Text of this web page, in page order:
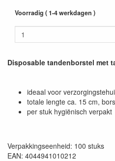
Voorradig ( 1-4 werkdagen )
Disposable tandenborstel met
ideaal voor
totale lengte ca. 15 cm,
per stuk hygiënisch verpakt
Verpakkingseenheid: 100 stuks
EAN: 4044941010212